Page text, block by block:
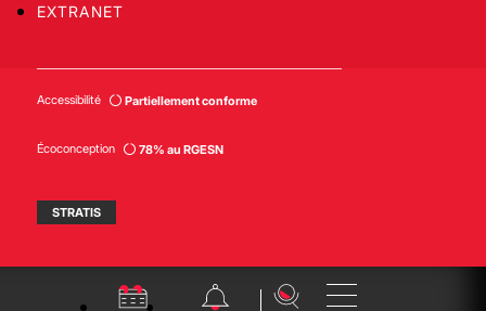
EXTRANET
Accessibilité Partiellement conforme
Écoconception 78% au RGESN
STRATIS